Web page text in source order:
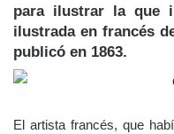
para ilustrar la que
ilustrada en francés
publicó en 1863.
El artista francés, que